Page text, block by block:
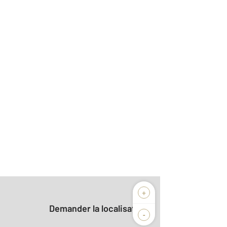
+
-
Demander la localisation